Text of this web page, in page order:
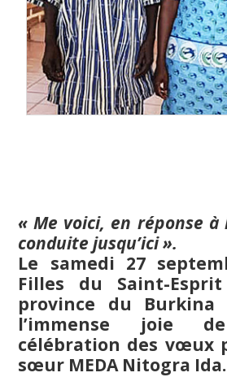
« Me voici, en réponse à
conduite jusqu’ici ».
Le samedi 27
Filles du Saint-
province du Burkina
l’immense joie
célébration des vœux
sœur MEDA Nitogra Ida.